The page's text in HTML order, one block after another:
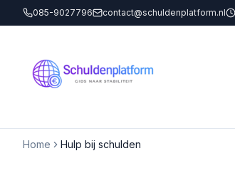
085-9027796 contact@schuldenplatform.nl
Home Hulp bij schulden